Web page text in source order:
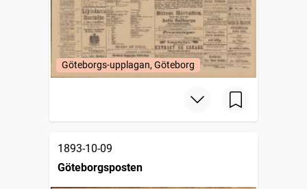
Göteborgs-upplagan, Göteborg
1893-10-09
Göteborgsposten